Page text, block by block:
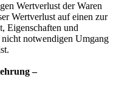
Wertverlust der Waren
Wertverlust auf einen zur
Eigenschaften und
notwendigen Umgang
–